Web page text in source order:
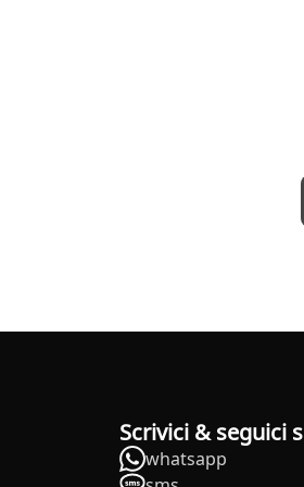
Scrivici & seguici
whatsapp